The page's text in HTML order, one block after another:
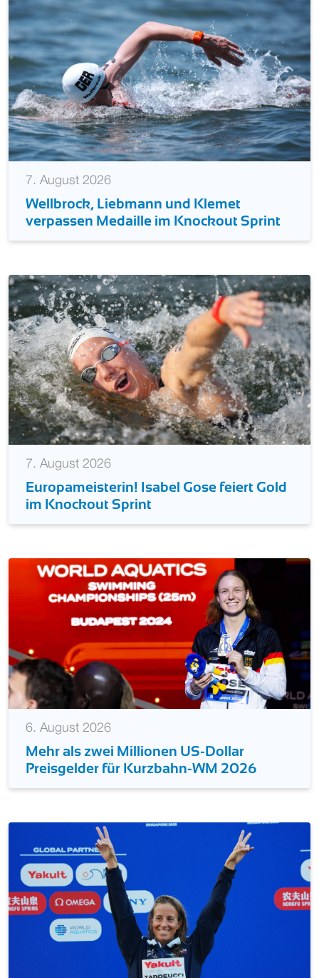
7. August 2026
Wellbrock, Liebmann und Klemet
verpassen Medaille im Knockout Sprint
7. August 2026
Europameisterin! Isabel Gose feiert Gold
im Knockout Sprint
6. August 2026
Mehr als zwei Millionen US-Dollar
Preisgelder für Kurzbahn-WM 2026